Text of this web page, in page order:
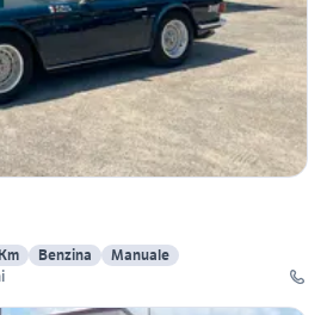
Benzina
Manuale